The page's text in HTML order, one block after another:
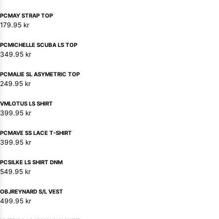
PCMAY STRAP TOP
179.95 kr
PCMICHELLE SCUBA LS TOP
349.95 kr
PCMALIE SL ASYMETRIC TOP
249.95 kr
VMLOTUS LS SHIRT
399.95 kr
PCMAVE SS LACE T-SHIRT
399.95 kr
PCSILKE LS SHIRT DNM
549.95 kr
OBJREYNARD S/L VEST
499.95 kr